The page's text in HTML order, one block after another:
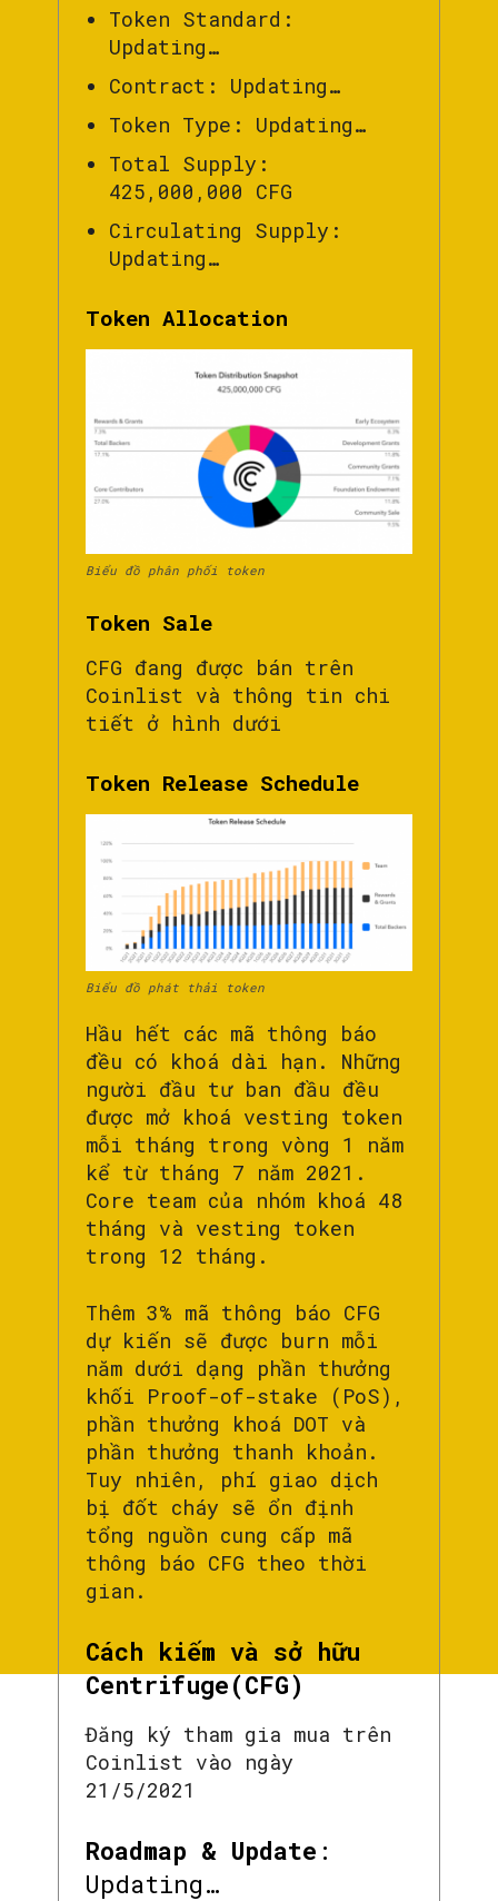
Token Standard:
Updating…
Contract: Updating…
Token Type: Updating…
Total Supply:
425,000,000 CFG
Circulating Supply:
Updating…
Token Allocation
Biểu đồ phân phối token
Token Sale
CFG đang được bán trên
Coinlist và thông tin chi
tiết ở hình dưới
Token Release Schedule
Biểu đồ phát thải token
Hầu hết các mã thông báo
đều có khoá dài hạn. Những
người đầu tư ban đầu đều
được mở khoá vesting token
mỗi tháng trong vòng 1 năm
kể từ tháng 7 năm 2021.
Core team của nhóm khoá 48
tháng và vesting token
trong 12 tháng.
Thêm 3% mã thông báo CFG
dự kiến sẽ được burn mỗi
năm dưới dạng phần thưởng
khối Proof-of-stake (PoS),
phần thưởng khoá DOT và
phần thưởng thanh khoản.
Tuy nhiên, phí giao dịch
bị đốt cháy sẽ ổn định
tổng nguồn cung cấp mã
thông báo CFG theo thời
gian.
Cách kiếm và sở hữu
Centrifuge(CFG)
Đăng ký tham gia mua trên
Coinlist vào ngày
21/5/2021
Roadmap & Update :
Updating…